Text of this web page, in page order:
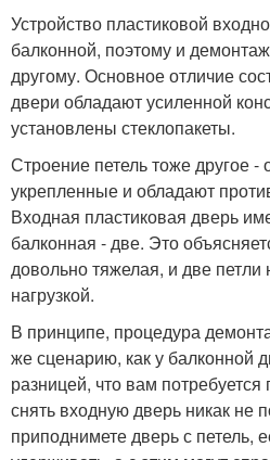
Устройство пластиковой
балконной, поэтому и
другому. Основное отличие
двери обладают усиленной
установлены стеклопакеты.
Строение петель тоже другое
укрепленные и обладают
Входная пластиковая дверь
балконная - две. Это
довольно тяжелая, и две петли
нагрузкой.
В принципе, процедура
же сценарию, как у балконной
разницей, что вам
снять входную дверь никак не
приподнимете дверь с петель,